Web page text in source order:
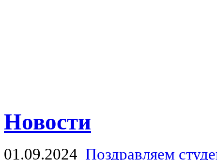
Новости
01.09.2024 Поздравляем